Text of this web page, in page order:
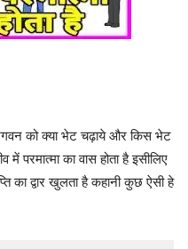
को क्या भेट चढ़ाये और किस भेट
परमात्मा का वास होता है इसीलिए
का द्वार खुलता है कहानी कुछ ऐसी हे